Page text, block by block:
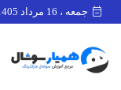
جمعه ، 16 مرداد 1405